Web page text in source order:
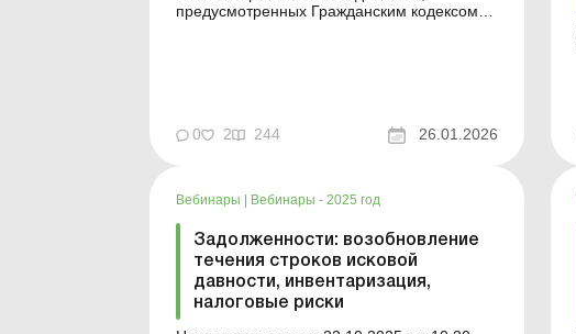
предусмотренных Гражданским кодексом
0
2 244 26.01.2026
Вебинары Вебинары - 2025 год
Задолженности: возобновление
течения строков исковой
давности, инвентаризация,
налоговые риски